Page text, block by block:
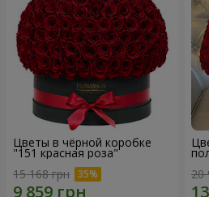
Цветы в чёрной коробке
"151 красная роза"
15 168 грн
20